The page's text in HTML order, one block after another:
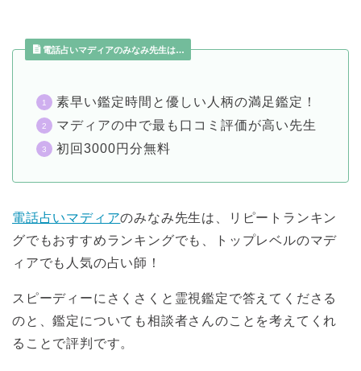
電話占いマディアのみなみ先生は…
素早い鑑定時間と優しい人柄の満足鑑定！
マディアの中で最も口コミ評価が高い先生
初回3000円分無料
電話占いマディアのみなみ先生は、リピートランキン
グでもおすすめランキングでも、トップレベルのマデ
ィアでも人気の占い師！
スピーディーにさくさくと霊視鑑定で答えてくださる
のと、鑑定についても相談者さんのことを考えてくれ
ることで評判です。